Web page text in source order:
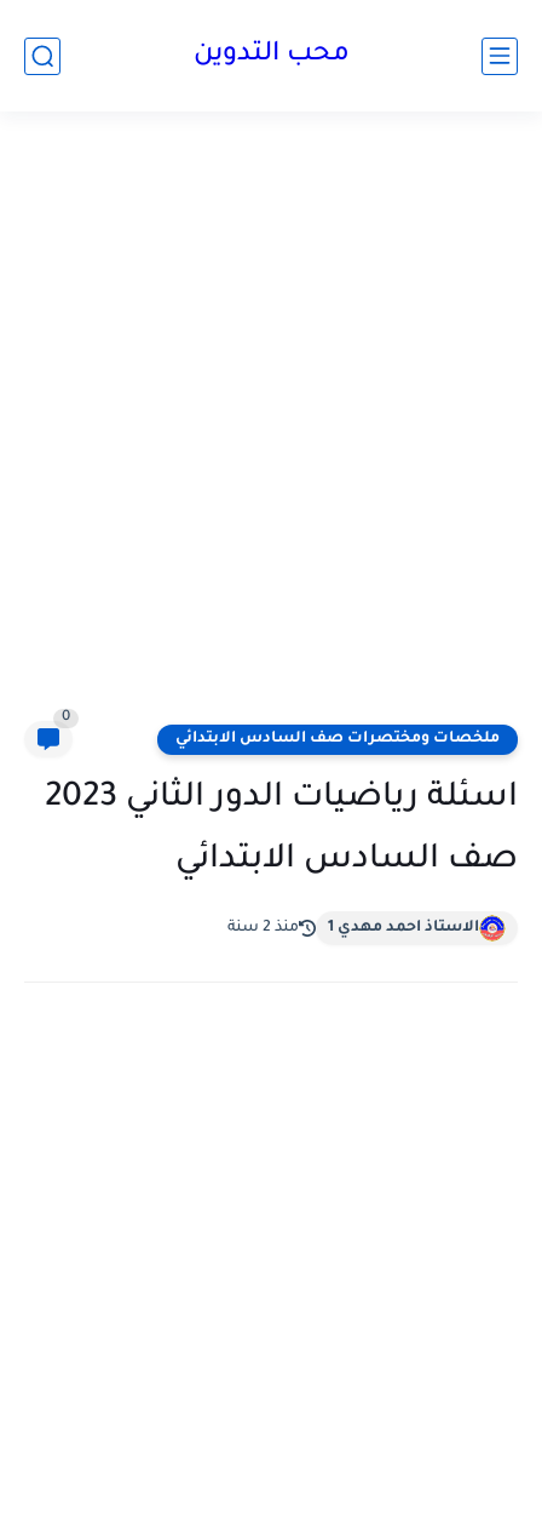
محب التدوين
ملخصات ومختصرات صف السادس الابتدائي
0
اسئلة رياضيات الدور الثاني 2023
صف السادس الابتدائي
الاستاذ احمد مهدي 1 منذ 2 سنة